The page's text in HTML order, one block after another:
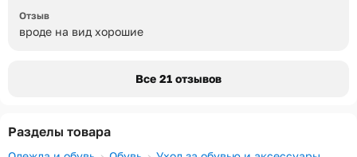
Отзыв
вроде на вид хорошие
Все 21 отзывов
Разделы товара